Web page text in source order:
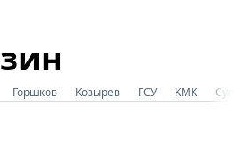
Горшков Козырев ГСУ KMK